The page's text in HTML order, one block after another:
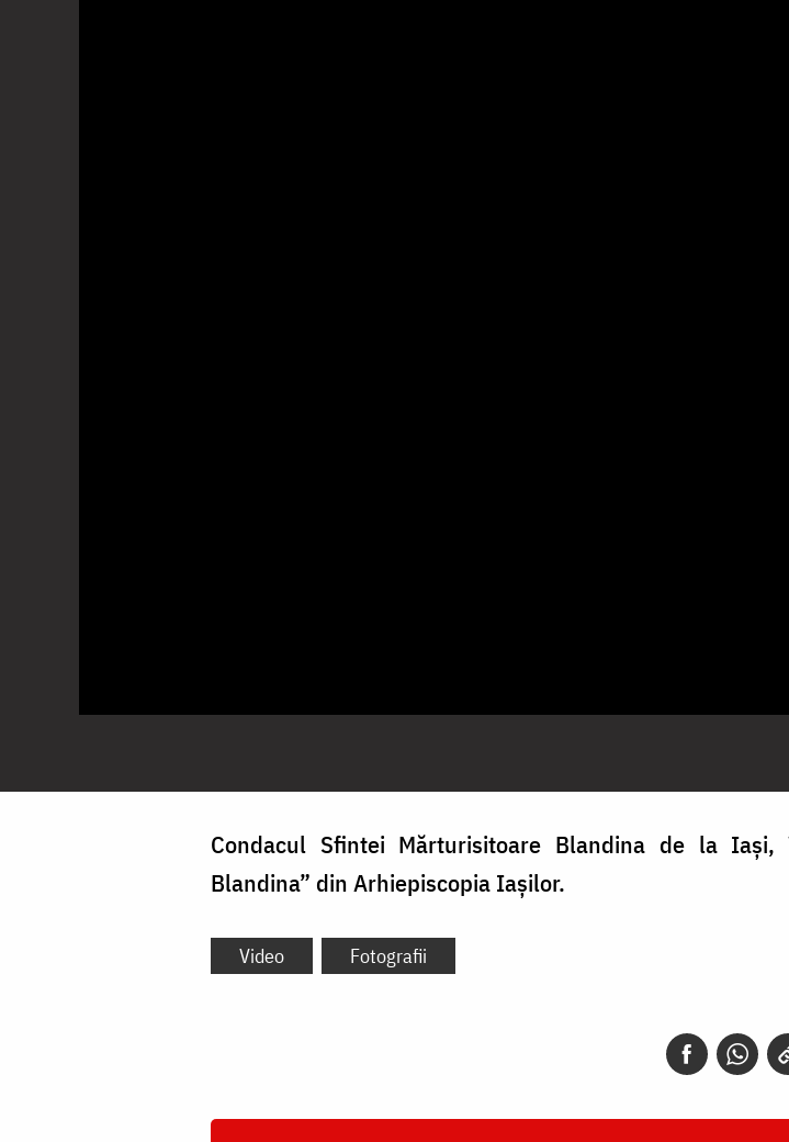
Condacul Sfintei Mărturisitoare Blandina de la
Blandina” din Arhiepiscopia Iașilor.
Video Fotografii